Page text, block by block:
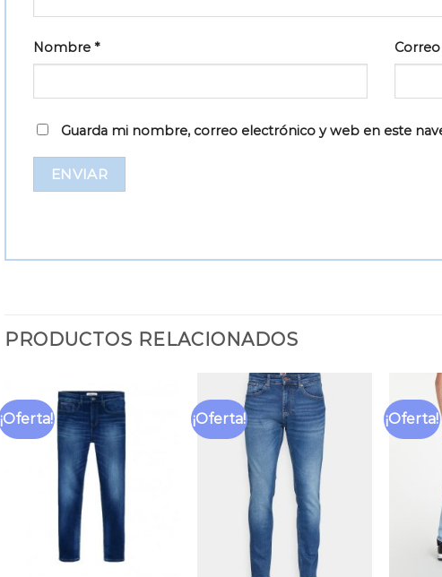
Nombre *
Guarda mi nombre, correo electrónico y web en este
PRODUCTOS RELACIONADOS
¡Oferta! ¡Oferta!
Añadir
¡Oferta!